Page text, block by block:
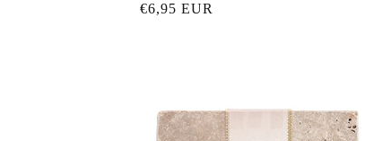
Normaler
€6,95 EUR